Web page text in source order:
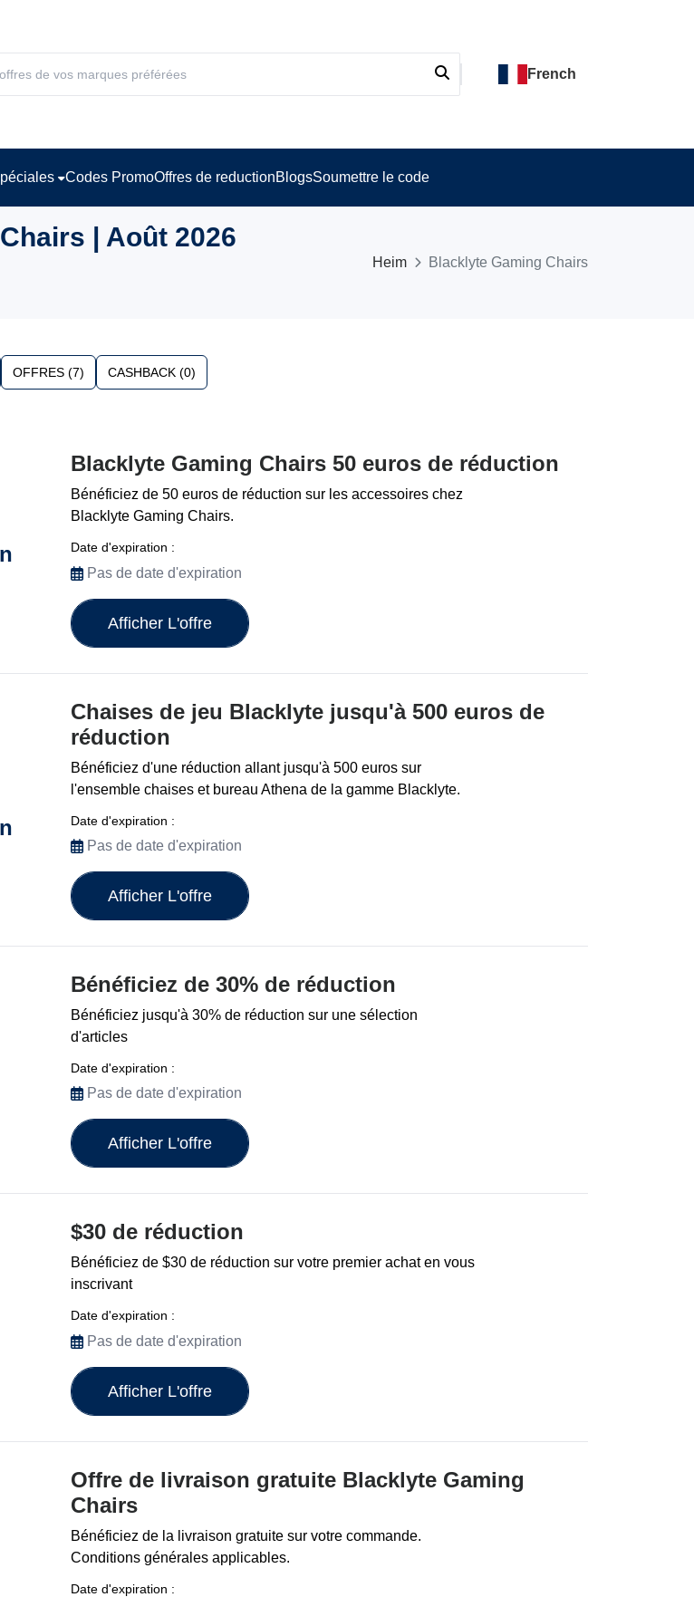
French
Codes PromoOffres de reductionBlogsSoumettre le code
| Août 2026
Heim Blacklyte Gaming Chairs
OFFRES (7) CASHBACK (0)
Blacklyte Gaming Chairs 50 euros de réduction
Bénéficiez de 50 euros de réduction sur les accessoires chez
Blacklyte Gaming Chairs.
Date d'expiration :
Pas de date d'expiration
Afficher L'offre
Chaises de jeu Blacklyte jusqu'à 500 euros de
réduction
Bénéficiez d'une réduction allant jusqu'à 500 euros sur
l'ensemble chaises et bureau Athena de la gamme Blacklyte.
Date d'expiration :
Pas de date d'expiration
Afficher L'offre
Bénéficiez de 30% de réduction
Bénéficiez jusqu'à 30% de réduction sur une sélection
d'articles
Date d'expiration :
Pas de date d'expiration
Afficher L'offre
$30 de réduction
Bénéficiez de $30 de réduction sur votre premier achat en vous
inscrivant
Date d'expiration :
Pas de date d'expiration
Afficher L'offre
Offre de livraison gratuite Blacklyte Gaming
Chairs
Bénéficiez de la livraison gratuite sur votre commande.
Conditions générales applicables.
Date d'expiration :